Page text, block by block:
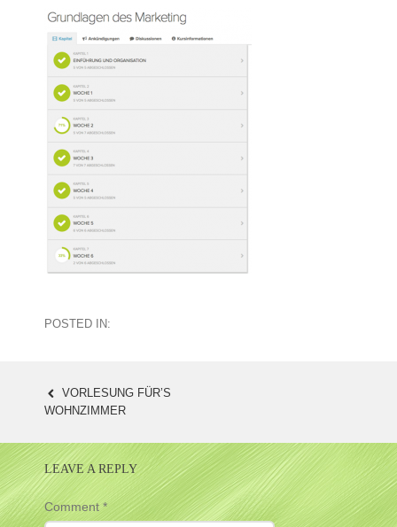
POSTED IN:
POST
NAVIGATION
VORLESUNG FÜR’S
WOHNZIMMER
LEAVE A REPLY
Comment*